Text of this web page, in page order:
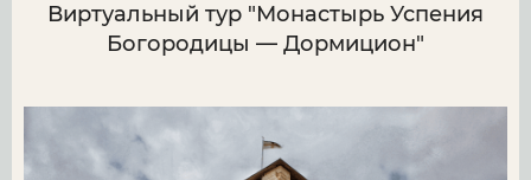
Виртуальный тур "Монастырь Успения
Богородицы — Дормицион"